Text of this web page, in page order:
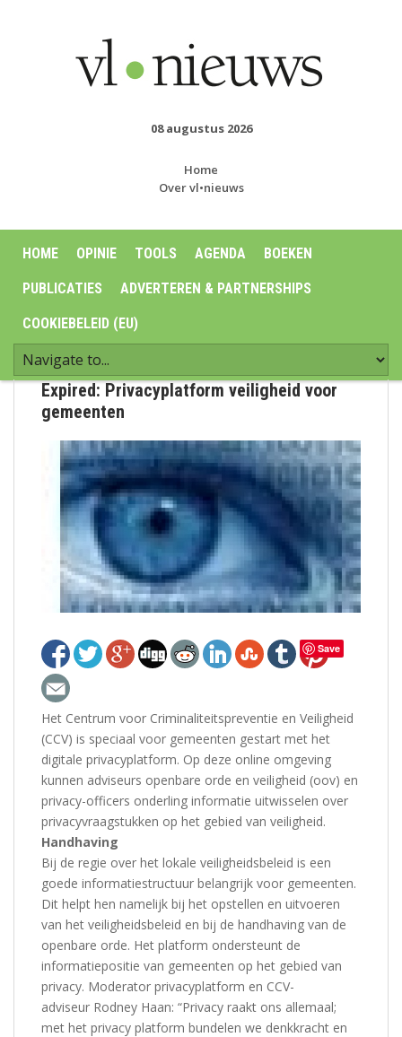
08 augustus 2026
Home
Over vl•nieuws
HOME OPINIE TOOLS AGENDA BOEKEN
PUBLICATIES ADVERTEREN & PARTNERSHIPS
COOKIEBELEID (EU)
Expired: Privacyplatform veiligheid voor
gemeenten
Save
Het Centrum voor Criminaliteitspreventie en Veiligheid
(CCV) is speciaal voor gemeenten gestart met het
digitale privacyplatform. Op deze online omgeving
kunnen adviseurs openbare orde en veiligheid (oov) en
privacy-officers onderling informatie uitwisselen over
privacyvraagstukken op het gebied van veiligheid.
Handhaving
Bij de regie over het lokale veiligheidsbeleid is een
goede informatiestructuur belangrijk voor gemeenten.
Dit helpt hen namelijk bij het opstellen en uitvoeren
van het veiligheidsbeleid en bij de handhaving van de
openbare orde. Het platform ondersteunt de
informatiepositie van gemeenten op het gebied van
privacy. Moderator privacyplatform en CCV-
adviseur Rodney Haan: “Privacy raakt ons allemaal;
met het privacy platform bundelen we denkkracht en